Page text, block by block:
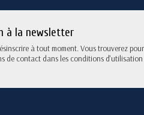
à la newsletter
à tout moment. Vous trouverez pour
de contact dans les conditions